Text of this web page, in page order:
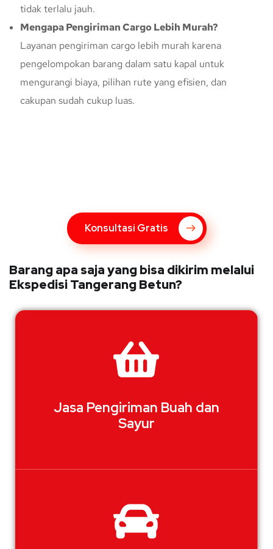
tidak terlalu jauh.
Mengapa Pengiriman Cargo Lebih Murah?
Layanan pengiriman cargo lebih murah karena
pengelompokan barang dalam satu kapal untuk
mengurangi biaya, pilihan rute yang efisien, dan
cakupan sudah cukup luas.
Konsultasi Gratis
Barang apa saja yang bisa dikirim melalui
Ekspedisi Tangerang Betun?
Jasa Pengiriman Buah dan
Sayur